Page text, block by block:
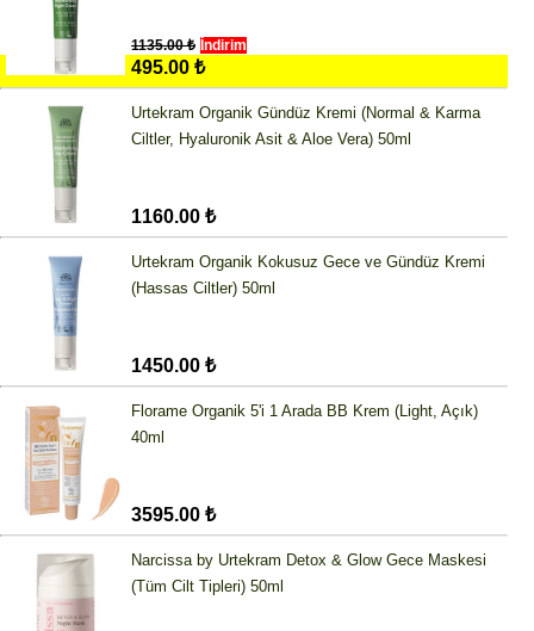
1135.00 ₺ İndirim
495.00 ₺
Urtekram Organik Gündüz Kremi (Normal & Karma
Ciltler, Hyaluronik Asit & Aloe Vera) 50ml
1160.00 ₺
Urtekram Organik Kokusuz Gece ve Gündüz Kremi
(Hassas Ciltler) 50ml
1450.00 ₺
Florame Organik 5'i 1 Arada BB Krem (Light, Açık)
40ml
3595.00 ₺
Narcissa by Urtekram Detox & Glow Gece Maskesi
(Tüm Cilt Tipleri) 50ml